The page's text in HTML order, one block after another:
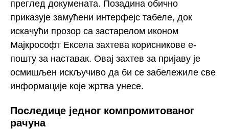
преглед докумената. Позадина обично
приказује замућени интерфејс табеле, док
искачући прозор са застарелом иконом
Мајкрософт Ексела захтева корисникове е-
пошту за наставак. Овај захтев за пријаву је
осмишљен искључиво да би се забележиле све
информације које жртва унесе.
Последице једног компромитованог
рачуна